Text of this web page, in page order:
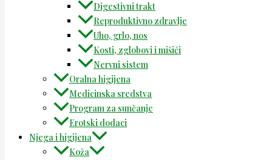
Digestivni trakt
Reproduktivno zdravlje
Uho, grlo, nos
Kosti, zglobovi i mišići
Nervni sistem
Oralna higijena
Medicinska sredstva
Program za sunčanje
Erotski dodaci
Njega i higijena
Koža